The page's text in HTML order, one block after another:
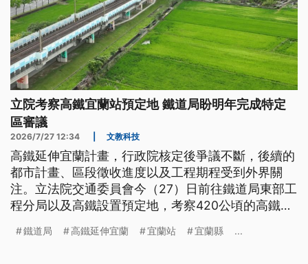
立院考察高鐵宜蘭站預定地 鐵道局盼明年完成特定
區審議
2026/7/27 12:34 文教科技
高鐵延伸宜蘭計畫，行政院核定後爭議不斷，後續的
都市計畫、區段徵收進度以及工程期程受到外界關
注。立法院交通委員會今（27）日前往鐵道局東部工
程分局以及高鐵設置預定地，考察420公頃的高鐵特
開展覽；鐵道局則希望，可以在明（2027）年中完
鐵道局 高鐵延伸宜蘭 宜蘭站 宜蘭縣 ...